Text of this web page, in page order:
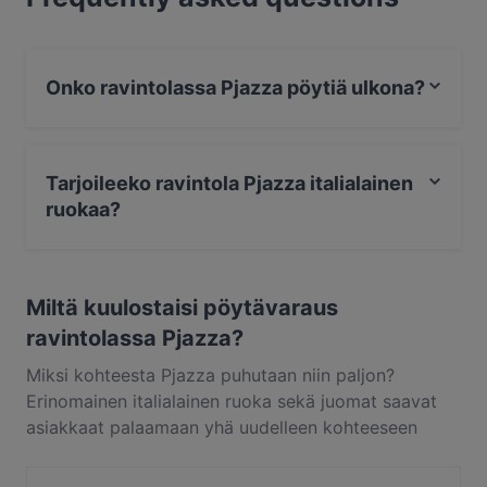
vähintään 72 tuntia kohonneesta pohjataikinasta.
jylhän tyylikäs ja avara. Kesäaikaan tunnelmasta
Onko ravintolassa Pjazza pöytiä ulkona?
Tarjoileeko ravintola Pjazza italialainen
ruokaa?
Miltä kuulostaisi pöytävaraus
ravintolassa Pjazza?
Miksi kohteesta Pjazza puhutaan niin paljon?
Erinomainen italialainen ruoka sekä juomat saavat
asiakkaat palaamaan yhä uudelleen kohteeseen